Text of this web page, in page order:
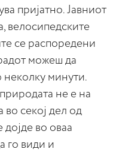
пријатно. Јавниот
велосипедските
се распоредени
можеш да
неколку минути.
не е на
во секој дел од
во оваа
го види и